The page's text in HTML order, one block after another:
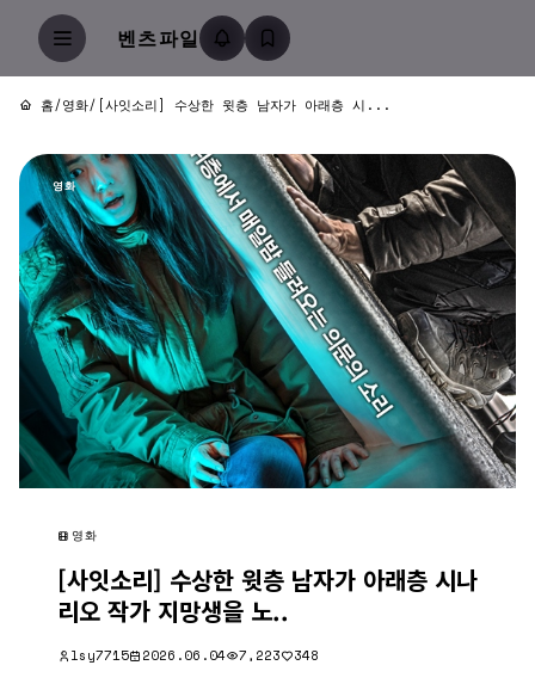
벤츠파일
홈/영화/ [사잇소리] 수상한 윗층 남자가 아래층 시...
영화
영화
[사잇소리] 수상한 윗층 남자가 아래층 시나
리오 작가 지망생을 노..
lsy7715 2026.06.04 7,223 348